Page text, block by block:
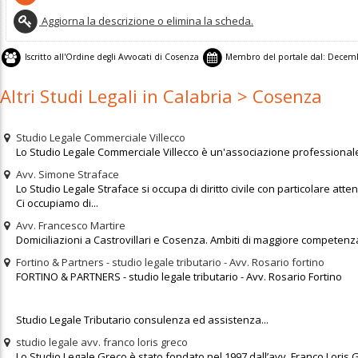
Aggiorna la descrizione o elimina la scheda.
Iscritto all'Ordine degli Avvocati di Cosenza Membro del portale dal:
Altri Studi Legali in Calabria > Cosenza
Studio Legale Commerciale Villecco
Lo Studio Legale Commerciale Villecco è un'associazione
Avv. Simone Straface
Lo Studio Legale Straface si occupa di diritto civile con particolare
Ci occupiamo di...
Avv. Francesco Martire
Domiciliazioni a Castrovillari e Cosenza. Ambiti di maggiore
Fortino & Partners - studio legale tributario - Avv. Rosario fortino
FORTINO & PARTNERS - studio legale tributario - Avv. Rosario Fortino
Studio Legale Tributario consulenza ed assistenza...
studio legale avv. franco loris greco